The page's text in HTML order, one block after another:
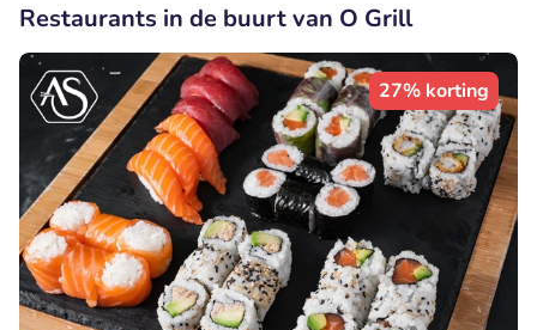
Restaurants in de buurt van O Grill
27% korting